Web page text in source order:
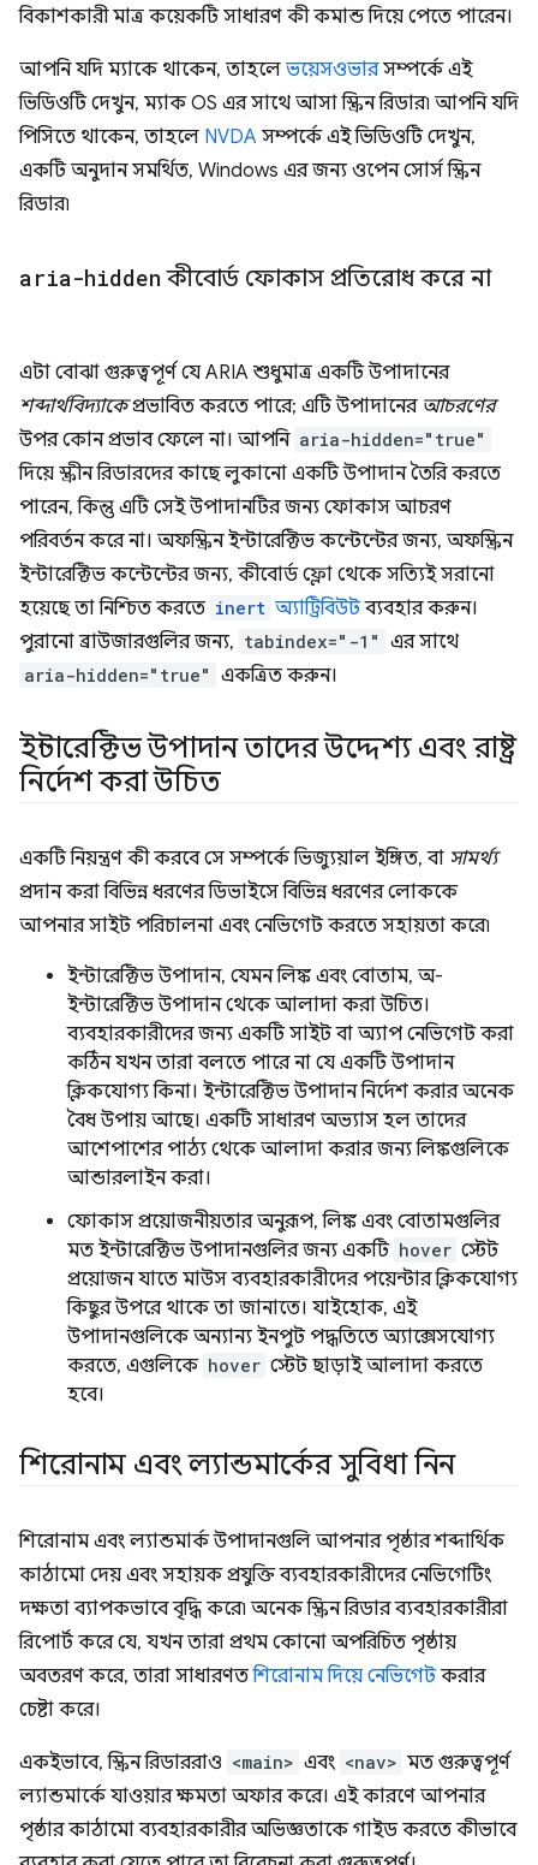
বিকাশকারী মাত্র কয়েকটি সাধারণ কী কমান্ড দিয়ে পেতে পারেন।
আপনি যদি ম্যাকে থাকেন, তাহলে ভয়েসওভারসম্পর্কে এই
ভিডিওটি দেখুন, ম্যাক OS এর সাথে আসা স্ক্রিন রিডার৷ আপনি যদি
পিসিতে থাকেন, তাহলে NVDA সম্পর্কে এই ভিডিওটি দেখুন,
একটি অনুদান সমর্থিত, Windows এর জন্য ওপেন সোর্স স্ক্রিন
রিডার৷
aria-hidden কীবোর্ড ফোকাস প্রতিরোধ করে না
এটা বোঝা গুরুত্বপূর্ণ যে ARIA শুধুমাত্র একটি উপাদানের
শব্দার্থবিদ্যাকেপ্রভাবিত করতে পারে; এটি উপাদানের আচরণের
উপর কোন প্রভাব ফেলে না। আপনি aria-hidden="true"
দিয়ে স্ক্রীন রিডারদের কাছে লুকানো একটি উপাদান তৈরি করতে
পারেন, কিন্তু এটি সেই উপাদানটির জন্য ফোকাস আচরণ
পরিবর্তন করে না। অফস্ক্রিন ইন্টারেক্টিভ কন্টেন্টের জন্য, অফস্ক্রিন
ইন্টারেক্টিভ কন্টেন্টের জন্য, কীবোর্ড ফ্লো থেকে সত্যিই সরানো
হয়েছে তা নিশ্চিত করতে inert অ্যাট্রিবিউটব্যবহার করুন।
পুরানো ব্রাউজারগুলির জন্য, tabindex="-1" এর সাথে
aria-hidden="true" একত্রিত করুন।
ইন্টারেক্টিভ উপাদান তাদের উদ্দেশ্য এবং রাষ্ট্র
নির্দেশ করা উচিত
একটি নিয়ন্ত্রণ কী করবে সে সম্পর্কে ভিজ্যুয়াল ইঙ্গিত, বা সামর্থ্য
প্রদান করা বিভিন্ন ধরণের ডিভাইসে বিভিন্ন ধরণের লোককে
আপনার সাইট পরিচালনা এবং নেভিগেট করতে সহায়তা করে৷
ইন্টারেক্টিভ উপাদান, যেমন লিঙ্ক এবং বোতাম, অ-
ইন্টারেক্টিভ উপাদান থেকে আলাদা করা উচিত।
ব্যবহারকারীদের জন্য একটি সাইট বা অ্যাপ নেভিগেট করা
কঠিন যখন তারা বলতে পারে না যে একটি উপাদান
ক্লিকযোগ্য কিনা। ইন্টারেক্টিভ উপাদান নির্দেশ করার অনেক
বৈধ উপায় আছে। একটি সাধারণ অভ্যাস হল তাদের
আশেপাশের পাঠ্য থেকে আলাদা করার জন্য লিঙ্কগুলিকে
আন্ডারলাইন করা।
ফোকাস প্রয়োজনীয়তার অনুরূপ, লিঙ্ক এবং বোতামগুলির
মত ইন্টারেক্টিভ উপাদানগুলির জন্য একটি hover স্টেট
প্রয়োজন যাতে মাউস ব্যবহারকারীদের পয়েন্টার ক্লিকযোগ্য
কিছুর উপরে থাকে তা জানাতে। যাইহোক, এই
উপাদানগুলিকে অন্যান্য ইনপুট পদ্ধতিতে অ্যাক্সেসযোগ্য
করতে, এগুলিকে hover স্টেট ছাড়াই আলাদা করতে
হবে।
শিরোনাম এবং ল্যান্ডমার্কের সুবিধা নিন
শিরোনাম এবং ল্যান্ডমার্ক উপাদানগুলি আপনার পৃষ্ঠার শব্দার্থিক
কাঠামো দেয় এবং সহায়ক প্রযুক্তি ব্যবহারকারীদের নেভিগেটিং
দক্ষতা ব্যাপকভাবে বৃদ্ধি করে৷ অনেক স্ক্রিন রিডার ব্যবহারকারীরা
রিপোর্ট করে যে, যখন তারা প্রথম কোনো অপরিচিত পৃষ্ঠায়
অবতরণ করে, তারা সাধারণতশিরোনাম দিয়ে নেভিগেটকরার
চেষ্টা করে।
একইভাবে, স্ক্রিন রিডাররাও <main> এবং <nav> মত গুরুত্বপূর্ণ
ল্যান্ডমার্কে যাওয়ার ক্ষমতা অফার করে। এই কারণে আপনার
পৃষ্ঠার কাঠামো ব্যবহারকারীর অভিজ্ঞতাকে গাইড করতে কীভাবে